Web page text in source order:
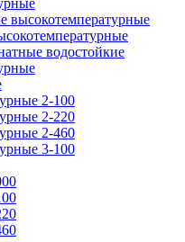
высокотемпературные
водостойкие
2-100
2-220
2-460
3-100